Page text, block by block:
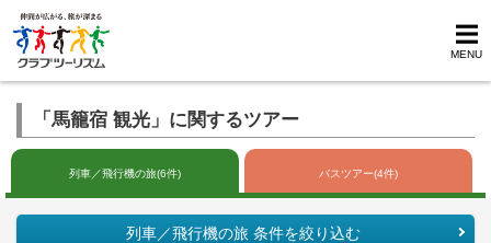
MENU
「馬籠宿 観光」に関するツアー
列車／飛行機の旅(6件) バスツアー(4件)
列車／飛行機の旅 条件を絞り込む